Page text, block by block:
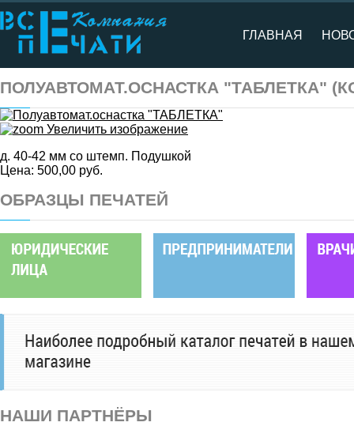
ГЛАВНАЯ
ПОЛУАВТОМАТ.ОСНАСТКА "ТАБЛЕТКА"
Увеличить изображение
д. 40-42 мм со штемп. Подушкой
Цена: 500,00 руб.
ОБРАЗЦЫ ПЕЧАТЕЙ
НАШИ ПАРТНЁРЫ